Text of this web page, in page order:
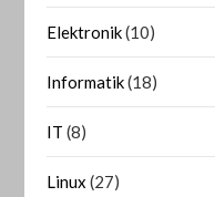
Elektronik(10)
Informatik(18)
IT (8)
Linux (27)